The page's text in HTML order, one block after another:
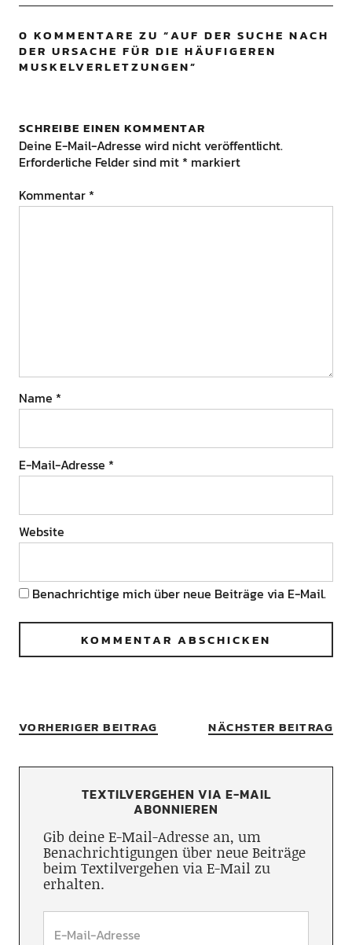
0 KOMMENTARE ZU “AUF DER SUCHE NACH
DER URSACHE FÜR DIE HÄUFIGEREN
MUSKELVERLETZUNGEN”
SCHREIBE EINEN KOMMENTAR
Deine E-Mail-Adresse wird nicht veröffentlicht.
Erforderliche Felder sind mit * markiert
Kommentar *
Name *
E-Mail-Adresse *
Website
Benachrichtige mich über neue Beiträge via E-Mail.
VORHERIGER BEITRAG NÄCHSTER BEITRAG
TEXTILVERGEHEN VIA E-MAIL
ABONNIEREN
Gib deine E-Mail-Adresse an, um
Benachrichtigungen über neue Beiträge
beim Textilvergehen via E-Mail zu
erhalten.